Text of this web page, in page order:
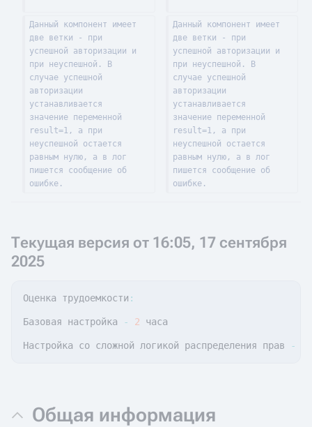
Данный компонент имеет
две ветки - при
успешной авторизации и
при неуспешной. В
случае успешной
авторизации
устанавливается
значение переменной
result=1, а при
неуспешной остается
равным нулю, а в лог
пишется сообщение об
ошибке.
Данный компонент имеет
две ветки - при
успешной авторизации и
при неуспешной. В
случае успешной
авторизации
устанавливается
значение переменной
result=1, а при
неуспешной остается
равным нулю, а в лог
пишется сообщение об
ошибке.
Текущая версия от 16:05, 17 сентября
2025
Оценка трудоемкости :
Базовая настройка - 2 часа
Настройка со сложной логикой распределения прав -
Общая информация